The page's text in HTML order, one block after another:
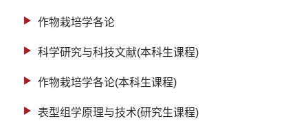
作物栽培学各论
科学研究与科技文献(本科生课程)
作物栽培学各论(本科生课程)
表型组学原理与技术(研究生课程)